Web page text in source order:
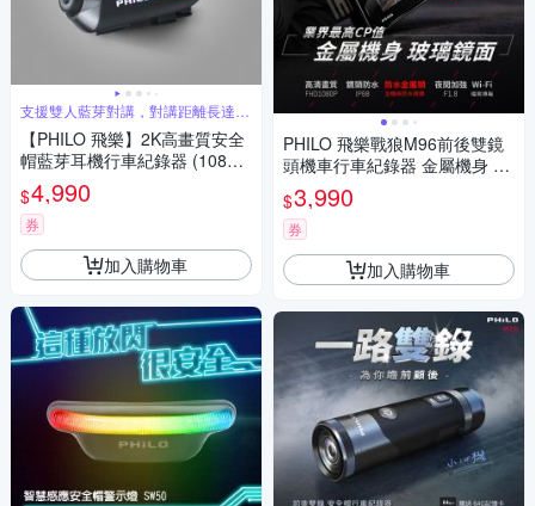
支援雙人藍芽對講，對講距離長達
800公尺
【PHILO 飛樂】2K高畫質安全
帽藍芽耳機行車紀錄器 (1080P
60FPS/雙人藍牙對講/超長續
航/360度旋轉支架)
$4,990
券
加入購物車
PHILO 飛樂戰狼M96前後雙鏡
頭機車行車紀錄器 金屬機身 玻
璃鏡面 (贈32G記憶卡)
$3,990
券
加入購物車